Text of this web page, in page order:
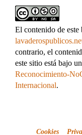
El contenido de este
contrario, el
este sitio está bajo
Reconocimiento-
Internacional.
Cookies